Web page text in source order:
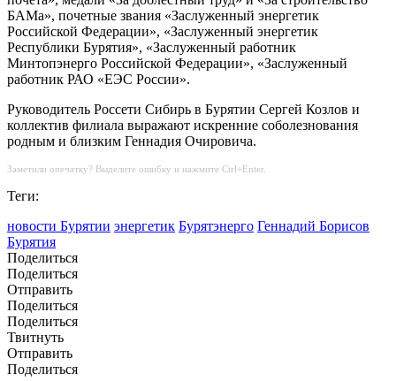
БАМа», почетные звания «Заслуженный энергетик
Российской Федерации», «Заслуженный энергетик
Республики Бурятия», «Заслуженный работник
Минтопэнерго Российской Федерации», «Заслуженный
работник РАО «ЕЭС России».
Руководитель Россети Сибирь в Бурятии Сергей Козлов и
коллектив филиала выражают искренние соболезнования
родным и близким Геннадия Очировича.
Заметили опечатку? Выделите ошибку и нажмите Ctrl+Enter.
Теги:
новости Бурятии энергетик Бурятэнерго Геннадий Борисов
Бурятия
Поделиться
Поделиться
Отправить
Поделиться
Поделиться
Твитнуть
Отправить
Поделиться